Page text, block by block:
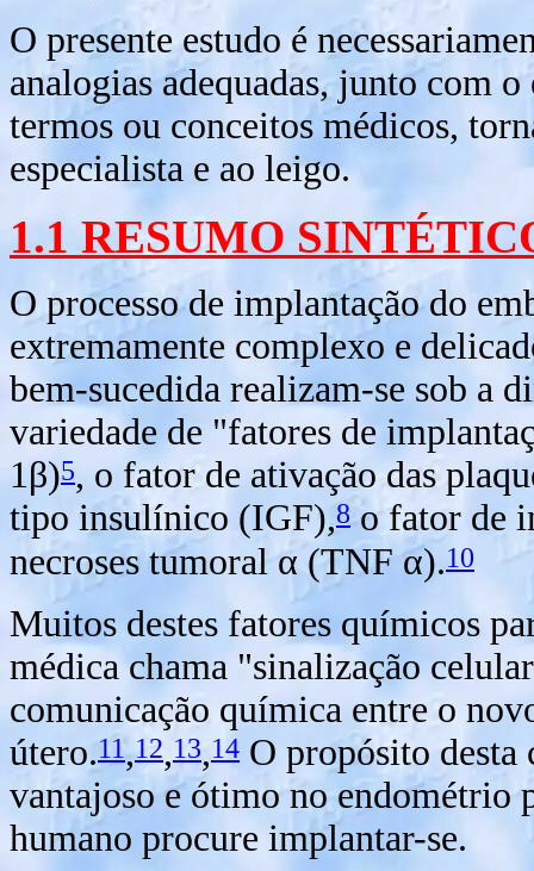
O presente estudo é
analogias adequadas, junto com
termos ou conceitos médicos,
especialista e ao leigo.
1.1 RESUMO
O processo de implantação do
extremamente complexo e
bem-sucedida realizam-se sob a
variedade de "fatores de
1β)5, o fator de ativação das
tipo insulínico (IGF),8o fator de
necroses tumoralα (TNF α).10
Muitos destes fatores químicos
médica chama "sinalização
comunicação química entre o
útero.11,12,13,14 O propósito
vantajoso e ótimo no endométrio
humano procure implantar-se.